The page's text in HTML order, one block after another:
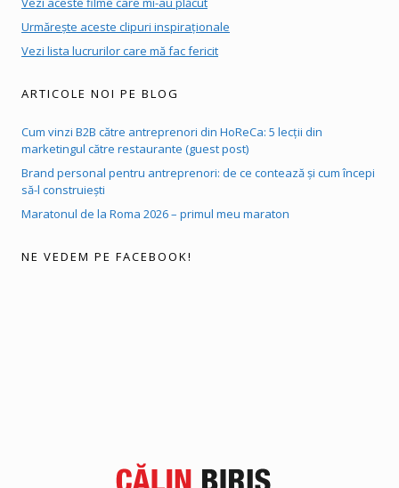
Urmărește aceste clipuri inspiraționale
Vezi lista lucrurilor care mă fac fericit
ARTICOLE NOI PE BLOG
Cum vinzi B2B către antreprenori din HoReCa: 5 lecții din
marketingul către restaurante (guest post)
Brand personal pentru antreprenori: de ce contează și cum începi
să-l construiești
Maratonul de la Roma 2026 – primul meu maraton
NE VEDEM PE FACEBOOK!